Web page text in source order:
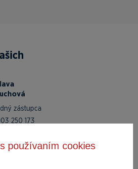
používaním cookies
zástupca
250 173